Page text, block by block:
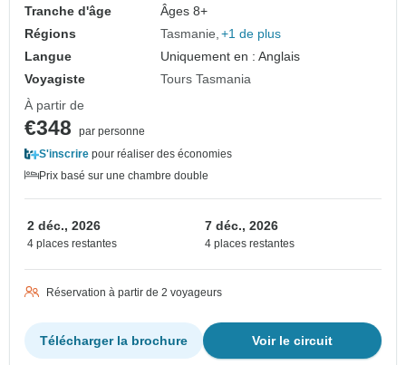
Tranche d'âge
Âges 8+
Régions
Tasmanie +1 de plus
Langue
Uniquement en : Anglais
Voyagiste
Tours Tasmania
À partir de
€348
par personne
S'inscrire pour réaliser des économies
Prix basé sur une chambre double
2 déc., 2026
4 places restantes
7 déc., 2026
4 places restantes
Réservation à partir de 2 voyageurs
Voir le circuit
Télécharger la brochure